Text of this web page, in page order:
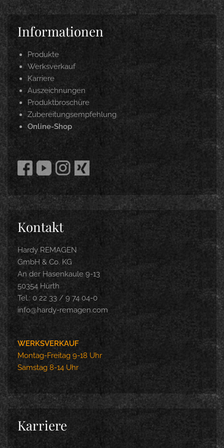
Informationen
Produkte
Werksverkauf
Karriere
Auszeichnungen
Produktbroschüre
Zubereitungsempfehlung
Online-Shop
Kontakt
Hardy REMAGEN
GmbH & Co. KG
An der Hasenkaule 9-13
50354 Hürth
Tel.: 0 22 33 / 9 74 04-0
info@hardy-remagen.com
WERKSVERKAUF
Montag-Freitag 9-18 Uhr
Samstag 8-14 Uhr
Karriere